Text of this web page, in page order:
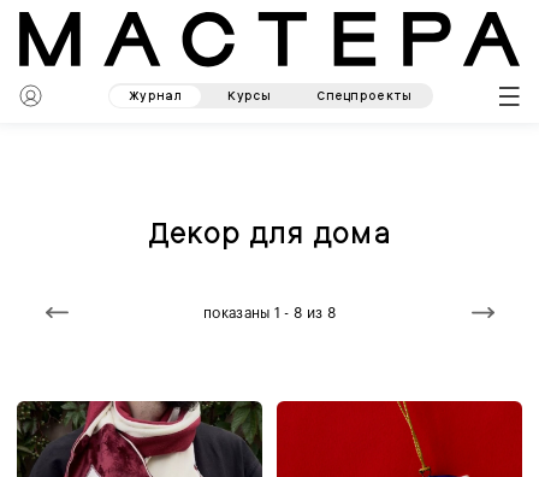
Журнал Курсы Спецпроекты
Декор для дома
показаны 1 - 8 из 8